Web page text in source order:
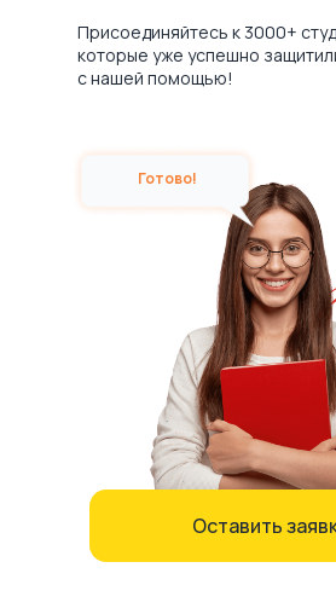
Присоединяйтесь к 3000+
которые уже успешно
с нашей помощью!
Оставить
Готово!